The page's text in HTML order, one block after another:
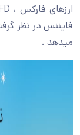
فایننس در نظر
میدهد .